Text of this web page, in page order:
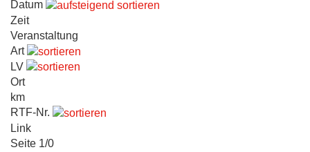
Datum
Zeit
Veranstaltung
Art
LV
Ort
km
RTF-Nr.
Link
Seite 1/0